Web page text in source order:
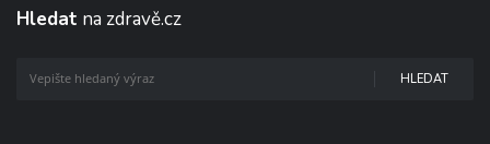
Hledat na zdravě.cz
HLEDAT